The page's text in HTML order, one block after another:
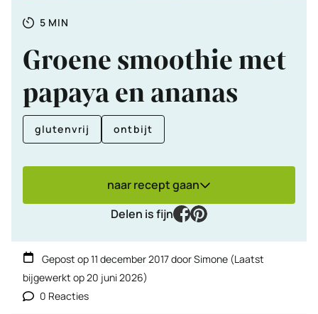
Totale
5 MINUTEN
MIN
Groene smoothie met
papaya en ananas
glutenvrij ontbijt
naar recept gaan
Delen is fijn
facebook
pinterest
Gepost op11 december 2017doorSimone (Laatst
bijgewerkt op20 juni 2026)
0 Reacties